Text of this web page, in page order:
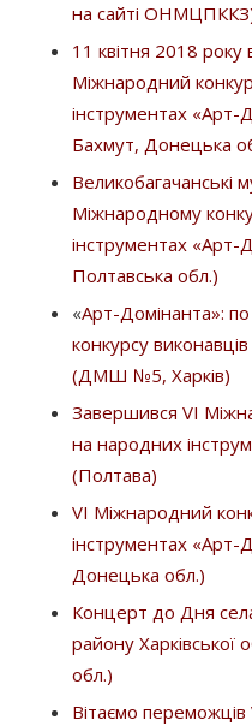
на сайті
11 квітня 2018 року
Міжнародний
інструментах «Арт-
Бахмут, Донецька
Великобагачанські
Міжнародному
інструментах «Арт-
Полтавська обл.)
«Арт-Домінанта»:
конкурсу
(ДМШ №5, Харків)
Завершився VІ
на народних
(Полтава)
VІ Міжнародний
інструментах «Арт-
Донецька обл.)
Концерт до Дня
району Харківської
обл.)
Вітаємо